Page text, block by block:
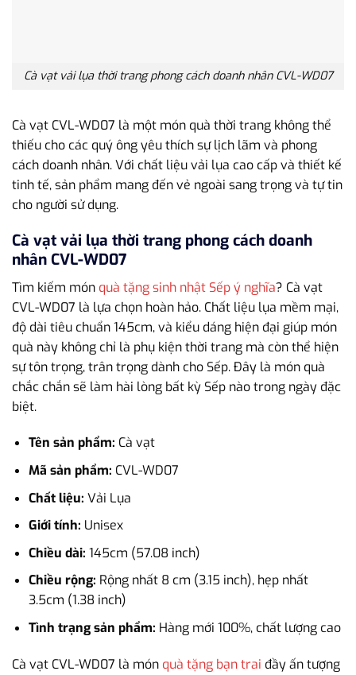
Cà vạt vải lụa thời trang phong cách doanh nhân CVL-WD07
Cà vạt CVL-WD07 là một món quà thời trang không thể
thiếu cho các quý ông yêu thích sự lịch lãm và phong
cách doanh nhân. Với chất liệu vải lụa cao cấp và thiết kế
tinh tế, sản phẩm mang đến vẻ ngoài sang trọng và tự tin
cho người sử dụng.
Cà vạt vải lụa thời trang phong cách doanh
nhân CVL-WD07
Tìm kiếm món quà tặng sinh nhật Sếp ý nghĩa? Cà vạt
CVL-WD07 là lựa chọn hoàn hảo. Chất liệu lụa mềm mại,
độ dài tiêu chuẩn 145cm, và kiểu dáng hiện đại giúp món
quà này không chỉ là phụ kiện thời trang mà còn thể hiện
sự tôn trọng, trân trọng dành cho Sếp. Đây là món quà
chắc chắn sẽ làm hài lòng bất kỳ Sếp nào trong ngày đặc
biệt.
Tên sản phẩm: Cà vạt
Mã sản phẩm: CVL-WD07
Chất liệu: Vải Lụa
Giới tính: Unisex
Chiều dài: 145cm (57.08 inch)
Chiều rộng: Rộng nhất 8 cm (3.15 inch), hẹp nhất
3.5cm (1.38 inch)
Tình trạng sản phẩm: Hàng mới 100%, chất lượng cao
Cà vạt CVL-WD07 là món quà tặng bạn trai đầy ấn tượng